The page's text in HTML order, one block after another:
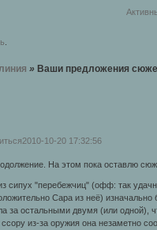
.
» Ваши предложения
2010-10-20 17:32:56
На этом пока оставлю
сипух "перебежчиц" (офф: так
Сара из неё)
за остальными двумя (или одной),
из-за оружия она незаметно